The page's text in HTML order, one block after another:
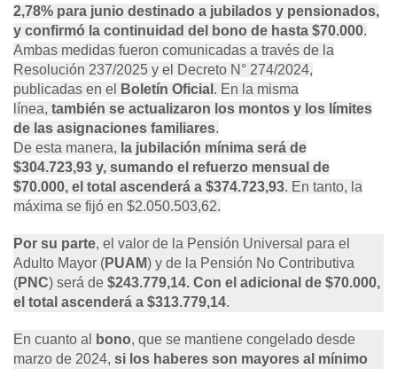
2,78% para junio destinado a jubilados y pensionados,
y confirmó la continuidad del bono de hasta $70.000.
Ambas medidas fueron comunicadas a través de la
Resolución 237/2025 y el Decreto N° 274/2024,
publicadas en el
Boletín Oficial . En la misma
línea, también se actualizaron los montos y los límites
de las asignaciones familiares.
De esta manera, la jubilación mínima será de
$304.723,93 y, sumando el refuerzo mensual de
$70.000, el total ascenderá a $374.723,93. En tanto, la
máxima se fijó en $2.050.503,62.
Por su parte, el valor de la Pensión Universal para el
Adulto Mayor (PUAM) y de la Pensión No Contributiva
(PNC) será de $243.779,14. Con el adicional de $70.000,
el total ascenderá a $313.779,14.
En cuanto al bono, que se mantiene congelado desde
marzo de 2024, si los haberes son mayores al mínimo